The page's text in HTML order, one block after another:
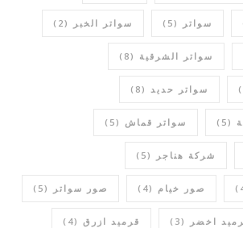
سواتر (5) سواتر الخبر (2)
سواتر الشرقية (8)
سواتر حديد (8)
(5) سواتر قماش (5)
شركة هناجر (5)
صور خيام (4) صور سواتر (5)
اخضر (3) قرميد ازرق (4)